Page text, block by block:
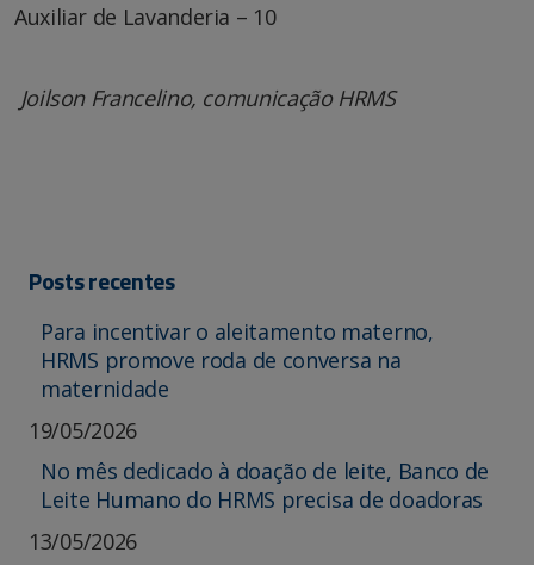
Auxiliar de Lavanderia – 10
Joilson Francelino, comunicação HRMS
Posts recentes
Para incentivar o aleitamento materno,
HRMS promove roda de conversa na
maternidade
19/05/2026
No mês dedicado à doação de leite, Banco de
Leite Humano do HRMS precisa de doadoras
13/05/2026